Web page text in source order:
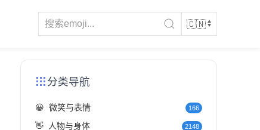
分类导航
😀 微笑与表情 166
👋 人物与身体 2148